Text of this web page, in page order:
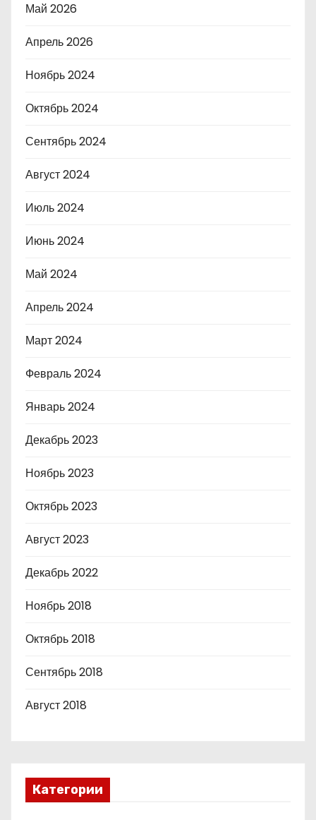
Май 2026
Апрель 2026
Ноябрь 2024
Октябрь 2024
Сентябрь 2024
Август 2024
Июль 2024
Июнь 2024
Май 2024
Апрель 2024
Март 2024
Февраль 2024
Январь 2024
Декабрь 2023
Ноябрь 2023
Октябрь 2023
Август 2023
Декабрь 2022
Ноябрь 2018
Октябрь 2018
Сентябрь 2018
Август 2018
Категории